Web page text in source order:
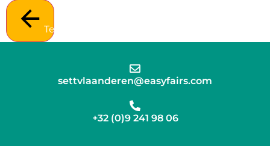
Terug
settvlaanderen@easyfairs.com
+32 (0)9 241 98 06